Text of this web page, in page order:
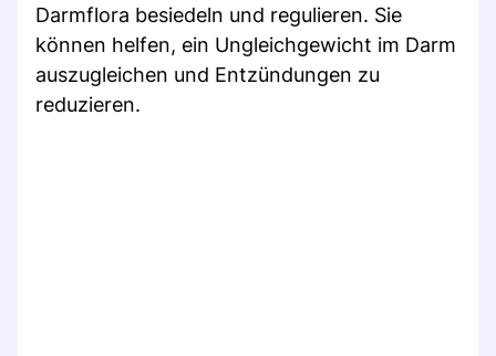
Darmflora besiedeln und regulieren. Sie
können helfen, ein Ungleichgewicht im Darm
auszugleichen und Entzündungen zu
reduzieren.